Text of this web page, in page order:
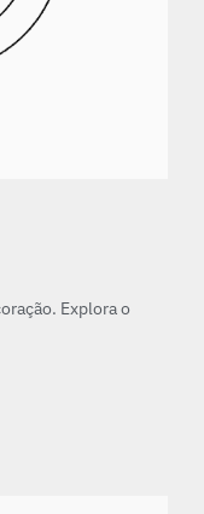
Explora o